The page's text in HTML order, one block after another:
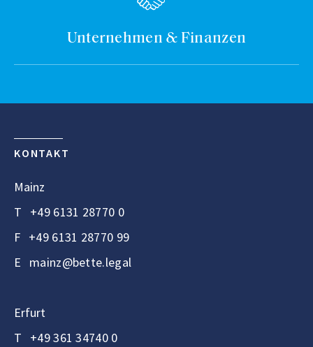
Unternehmen & Finanzen
KONTAKT
Mainz
T +49 6131 28770 0
F +49 6131 28770 99
E mainz@bette.legal
Erfurt
T +49 361 34740 0